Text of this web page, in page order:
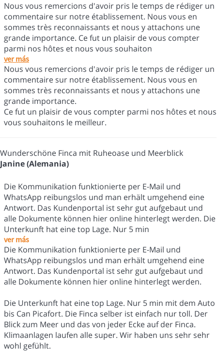
Nous vous remercions d'avoir pris le temps de rédiger un
commentaire sur notre établissement. Nous vous en
sommes très reconnaissants et nous y attachons une
grande importance. Ce fut un plaisir de vous compter
parmi nos hôtes et nous vous souhaiton
ver más
Nous vous remercions d'avoir pris le temps de rédiger un
commentaire sur notre établissement. Nous vous en
sommes très reconnaissants et nous y attachons une
grande importance.
Ce fut un plaisir de vous compter parmi nos hôtes et nous
vous souhaitons le meilleur.
Wunderschöne Finca mit Ruheoase und Meerblick
Janine (Alemania)
Die Kommunikation funktionierte per E-Mail und
WhatsApp reibungslos und man erhält umgehend eine
Antwort. Das Kundenportal ist sehr gut aufgebaut und
alle Dokumente können hier online hinterlegt werden. Die
Unterkunft hat eine top Lage. Nur 5 min
ver más
Die Kommunikation funktionierte per E-Mail und
WhatsApp reibungslos und man erhält umgehend eine
Antwort. Das Kundenportal ist sehr gut aufgebaut und
alle Dokumente können hier online hinterlegt werden.
Die Unterkunft hat eine top Lage. Nur 5 min mit dem Auto
bis Can Picafort. Die Finca selber ist einfach nur toll. Der
Blick zum Meer und das von jeder Ecke auf der Finca.
Klimaanlagen laufen alle super. Wir haben uns sehr sehr
wohl gefühlt.